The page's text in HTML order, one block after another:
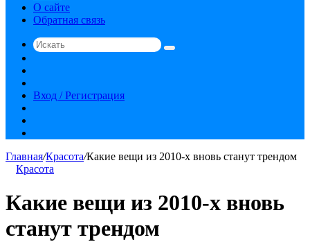
О сайте
Обратная связь
Искать
статья
Вход / Регистрация
Главная/Красота/Какие вещи из 2010-х вновь станут трендом
Красота
Какие вещи из 2010-х вновь
станут трендом